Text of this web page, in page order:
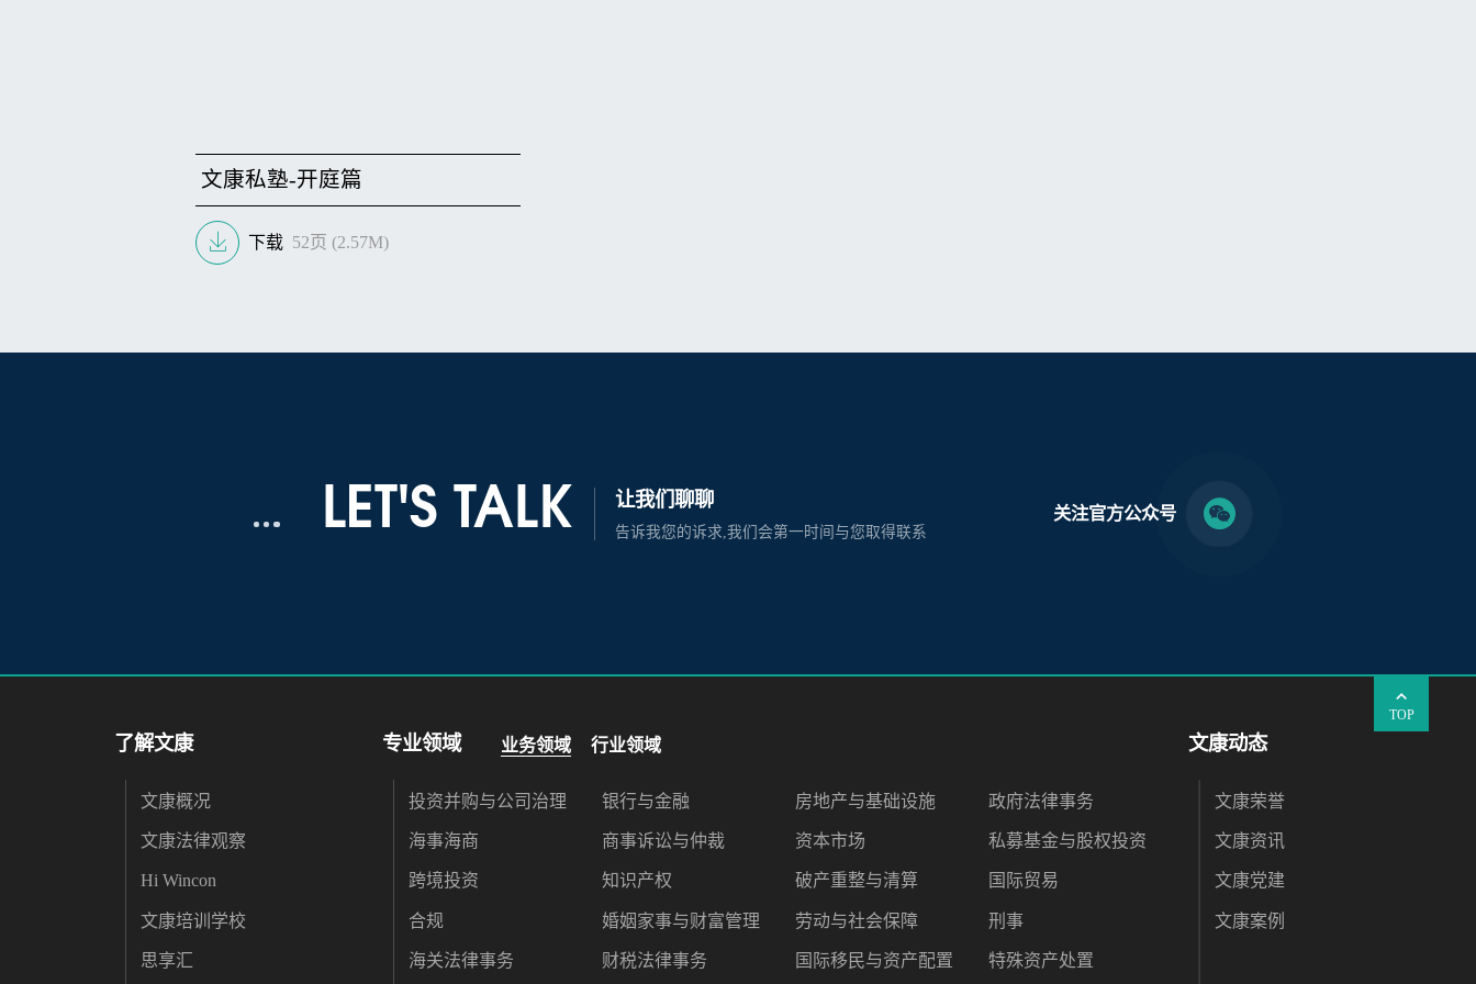
文康私塾-开庭篇
下载 52页 (2.57M)
LET'S TALK 让我们聊聊
告诉我您的诉求,我们会第一时间与您取得联系
关注官方公众号
TOP
了解文康
文康概况
文康法律观察
Hi Wincon
文康培训学校
思享汇
专业领域 业务领域 行业领域
投资并购与公司治理 银行与金融 房地产与基础设施 政府法律事务
海事海商 商事诉讼与仲裁 资本市场 私募基金与股权投资
跨境投资 知识产权 破产重整与清算 国际贸易
合规 婚姻家事与财富管理 劳动与社会保障 刑事
海关法律事务 财税法律事务 国际移民与资产配置 特殊资产处置
文康动态
文康荣誉
文康资讯
文康党建
文康案例